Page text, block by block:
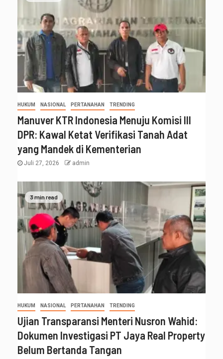
HUKUM NASIONAL PERTANAHAN TRENDING
Manuver KTR Indonesia Menuju Komisi III
DPR: Kawal Ketat Verifikasi Tanah Adat
yang Mandek di Kementerian
Juli 27, 2026 admin
3 min read
HUKUM NASIONAL PERTANAHAN TRENDING
Ujian Transparansi Menteri Nusron Wahid:
Dokumen Investigasi PT Jaya Real Property
Belum Bertanda Tangan